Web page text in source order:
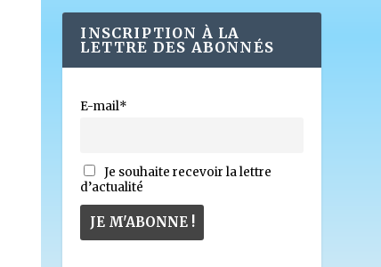
INSCRIPTION À LA
LETTRE DES ABONNÉS
E-mail*
Je souhaite recevoir la lettre
d’actualité